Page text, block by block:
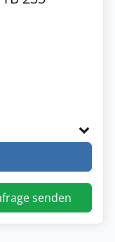
senden